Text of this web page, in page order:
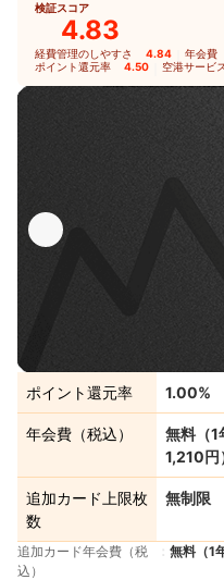
検証スコア
4.83
経費管理のしやすさ 4.84 年会費
ポイント還元率 4.50 空港サービ
ポイント還元率 1.00%
年会費（税込）
無料（1
1,210円
追加カード上限枚
数
無制限
追加カード年会費（税
込）
無料（1